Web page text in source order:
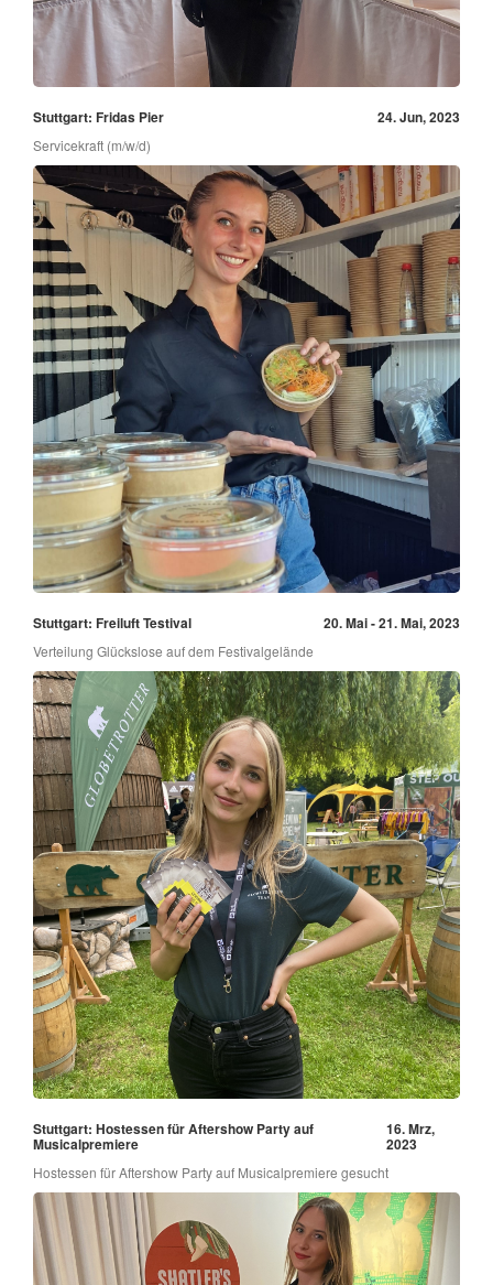
Stuttgart: Fridas Pier 24. Jun, 2023
Servicekraft (m/w/d)
Stuttgart: Freiluft Testival 20. Mai - 21. Mai, 2023
Verteilung Glückslose auf dem Festivalgelände
Stuttgart: Hostessen für Aftershow Party auf
Musicalpremiere
16. Mrz,
2023
Hostessen für Aftershow Party auf Musicalpremiere gesucht